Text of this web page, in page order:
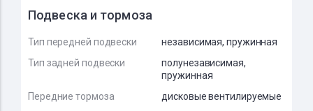
Подвеска и тормоза
Тип передней подвески
независимая, пружинная
Тип задней подвески
полунезависимая,
пружинная
Передние тормоза
дисковые вентилируемые